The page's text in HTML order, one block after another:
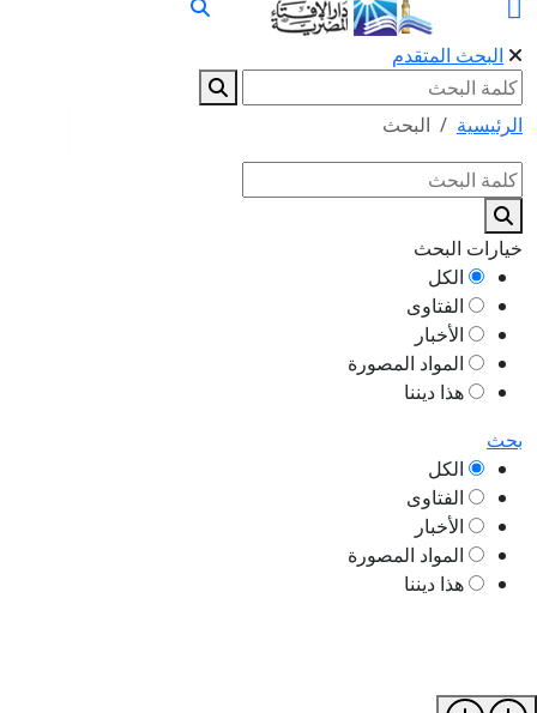
البحث المتقدم
الرئيسية البحث
خيارات البحث
الكل
الفتاوى
الأخبار
المواد المصورة
هذا ديننا
بحث
الكل
الفتاوى
الأخبار
المواد المصورة
هذا ديننا